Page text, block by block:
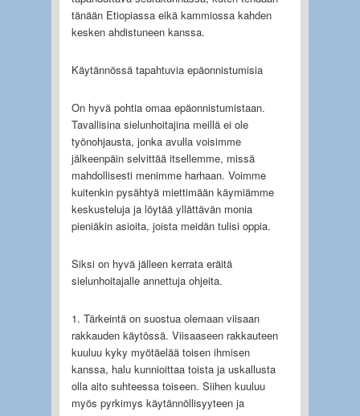
tänään Etiopiassa eikä kammiossa kahden
kesken ahdistuneen kanssa.
Käytännössä tapahtuvia epäonnistumisia
On hyvä pohtia omaa epäonnistumistaan.
Tavallisina sielunhoitajina meillä ei ole
työnohjausta, jonka avulla voisimme
jälkeenpäin selvittää itsellemme, missä
mahdollisesti menimme harhaan. Voimme
kuitenkin pysähtyä miettimään käymiämme
keskusteluja ja löytää yllättävän monia
pieniäkin asioita, joista meidän tulisi oppia.
Siksi on hyvä jälleen kerrata eräitä
sielunhoitajalle annettuja ohjeita.
1. Tärkeintä on suostua olemaan viisaan
rakkauden käytössä. Viisaaseen rakkauteen
kuuluu kyky myötäelää toisen ihmisen
kanssa, halu kunnioittaa toista ja uskallusta
olla aito suhteessa toiseen. Siihen kuuluu
myös pyrkimys käytännöllisyyteen ja